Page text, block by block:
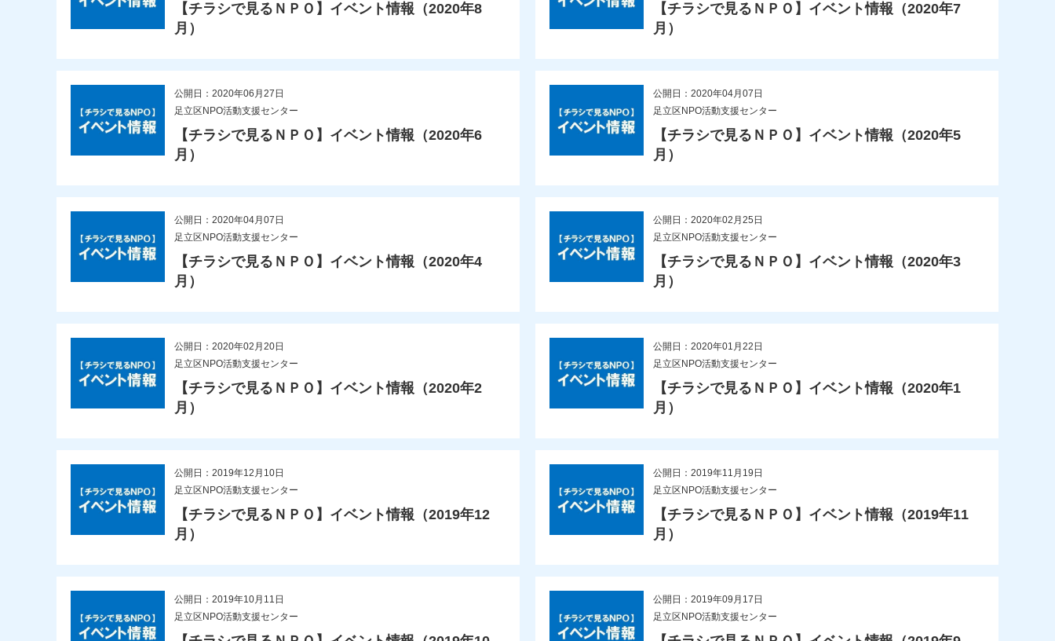
【チラシで見るＮＰＯ】イベント情報（2020年8
月）
【チラシで見るＮＰＯ】イベント情報（2020年7
月）
公開日：2020年06月27日
足立区NPO活動支援センター
【チラシで見るＮＰＯ】イベント情報（2020年6
月）
公開日：2020年04月07日
足立区NPO活動支援センター
【チラシで見るＮＰＯ】イベント情報（2020年5
月）
公開日：2020年04月07日
足立区NPO活動支援センター
【チラシで見るＮＰＯ】イベント情報（2020年4
月）
公開日：2020年02月25日
足立区NPO活動支援センター
【チラシで見るＮＰＯ】イベント情報（2020年3
月）
公開日：2020年02月20日
足立区NPO活動支援センター
【チラシで見るＮＰＯ】イベント情報（2020年2
月）
公開日：2020年01月22日
足立区NPO活動支援センター
【チラシで見るＮＰＯ】イベント情報（2020年1
月）
公開日：2019年12月10日
足立区NPO活動支援センター
【チラシで見るＮＰＯ】イベント情報（2019年12
月）
公開日：2019年11月19日
足立区NPO活動支援センター
【チラシで見るＮＰＯ】イベント情報（2019年11
月）
公開日：2019年10月11日
足立区NPO活動支援センター
公開日：2019年09月17日
足立区NPO活動支援センター